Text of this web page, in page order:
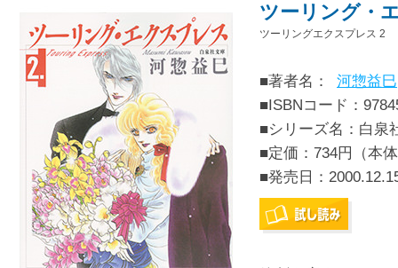
ツーリング・
ツーリングエクスプレス 2
■著者名：
河惣益巳
■ISBNコード：
■シリーズ名：白泉
■定価：734円（本
■発売日：